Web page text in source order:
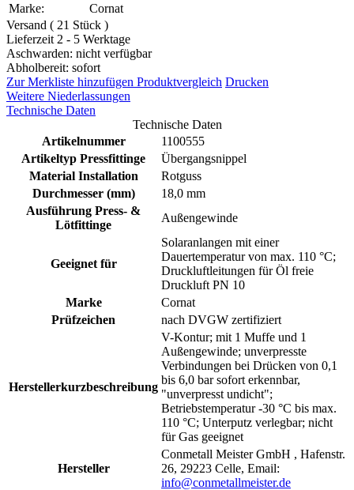
Marke:
Cornat
Versand ( 21 Stück )
Lieferzeit 2 - 5 Werktage
Aschwarden: nicht verfügbar
Abholbereit: sofort
Zur Merkliste hinzufügen Produktvergleich Drucken
Weitere Niederlassungen
Technische Daten
Technische Daten
Artikelnummer
1100555
Artikeltyp Pressfittinge
Übergangsnippel
Material Installation
Rotguss
Durchmesser (mm)
18,0 mm
Ausführung Press- &
Lötfittinge
Außengewinde
Geeignet für
Solaranlangen mit einer
Dauertemperatur von max. 110 °C;
Druckluftleitungen für Öl freie
Druckluft PN 10
Marke
Cornat
Prüfzeichen
nach DVGW zertifiziert
Herstellerkurzbeschreibung
V-Kontur; mit 1 Muffe und 1
Außengewinde; unverpresste
Verbindungen bei Drücken von 0,1
bis 6,0 bar sofort erkennbar,
"unverpresst undicht";
Betriebstemperatur -30 °C bis max.
110 °C; Unterputz verlegbar; nicht
für Gas geeignet
Hersteller
Conmetall Meister GmbH , Hafenstr.
26, 29223 Celle, Email:
info@conmetallmeister.de